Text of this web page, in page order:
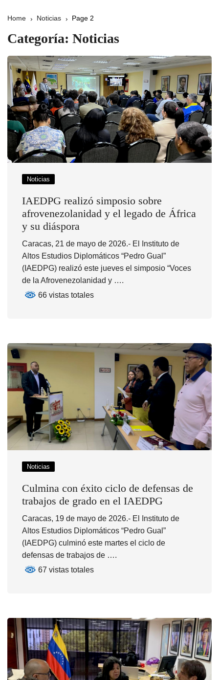
Home Noticias Page 2
Categoría: Noticias
Noticias
IAEDPG realizó simposio sobre
afrovenezolanidad y el legado de África
y su diáspora
Caracas, 21 de mayo de 2026.- El Instituto de
Altos Estudios Diplomáticos “Pedro Gual”
(IAEDPG) realizó este jueves el simposio “Voces
de la Afrovenezolanidad y ….
66 vistas totales
Noticias
Culmina con éxito ciclo de defensas de
trabajos de grado en el IAEDPG
Caracas, 19 de mayo de 2026.- El Instituto de
Altos Estudios Diplomáticos “Pedro Gual”
(IAEDPG) culminó este martes el ciclo de
defensas de trabajos de ….
67 vistas totales